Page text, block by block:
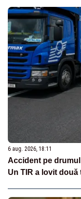
6 aug. 2026, 18:11
Accident pe
Un TIR a lovit